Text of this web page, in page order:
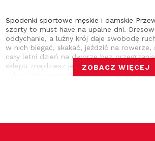
Spodenki sportowe męskie i damskie
szorty to must have na upalne dni.
oddychanie, a luźny krój daje swobodę
w nich biegać, skakać, jeździć na rowerze,
cały letni dzień na dworze bez
sklepu znajdziesz je m.in. w fasonach retro
Odzież dostępna jest w różnych kolorach z
ZOBACZ WIĘCEJ